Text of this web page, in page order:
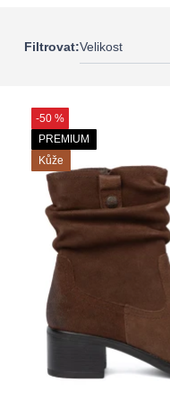
Filtrovat:Velikost
-50 %
PREMIUM
Kůže